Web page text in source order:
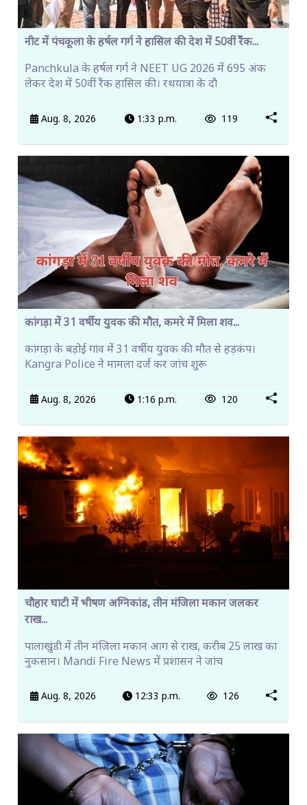
नीट में पंचकूला के हर्षल गर्ग ने हासिल की देश में 50वीं रैंक...
Panchkula के हर्षल गर्ग ने NEET UG 2026 में 695 अंक
लेकर देश में 50वीं रैंक हासिल की। रथयात्रा के दौ
Aug. 8, 2026 1:33 p.m. 119
कांगड़ा में 31 वर्षीय युवक की मौत, कमरे में मिला शव...
कांगड़ा के बड़ोई गांव में 31 वर्षीय युवक की मौत से हड़कंप।
Kangra Police ने मामला दर्ज कर जांच शुरू
Aug. 8, 2026 1:16 p.m. 120
चौहार घाटी में भीषण अग्निकांड, तीन मंजिला मकान जलकर
राख...
पालाखुंडी में तीन मंजिला मकान आग से राख, करीब 25 लाख का
नुकसान। Mandi Fire News में प्रशासन ने जांच
Aug. 8, 2026 12:33 p.m. 126